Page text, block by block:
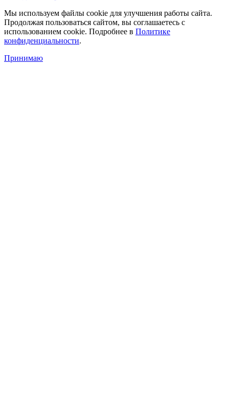
Мы используем файлы cookie для улучшения работы сайта.
Продолжая пользоваться сайтом, вы соглашаетесь с
использованием cookie. Подробнее в Политике
конфиденциальности.
Принимаю